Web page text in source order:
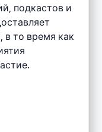
подкастов и
в то время как